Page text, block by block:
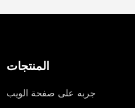
المنتجات
جربه على صفحة الويب